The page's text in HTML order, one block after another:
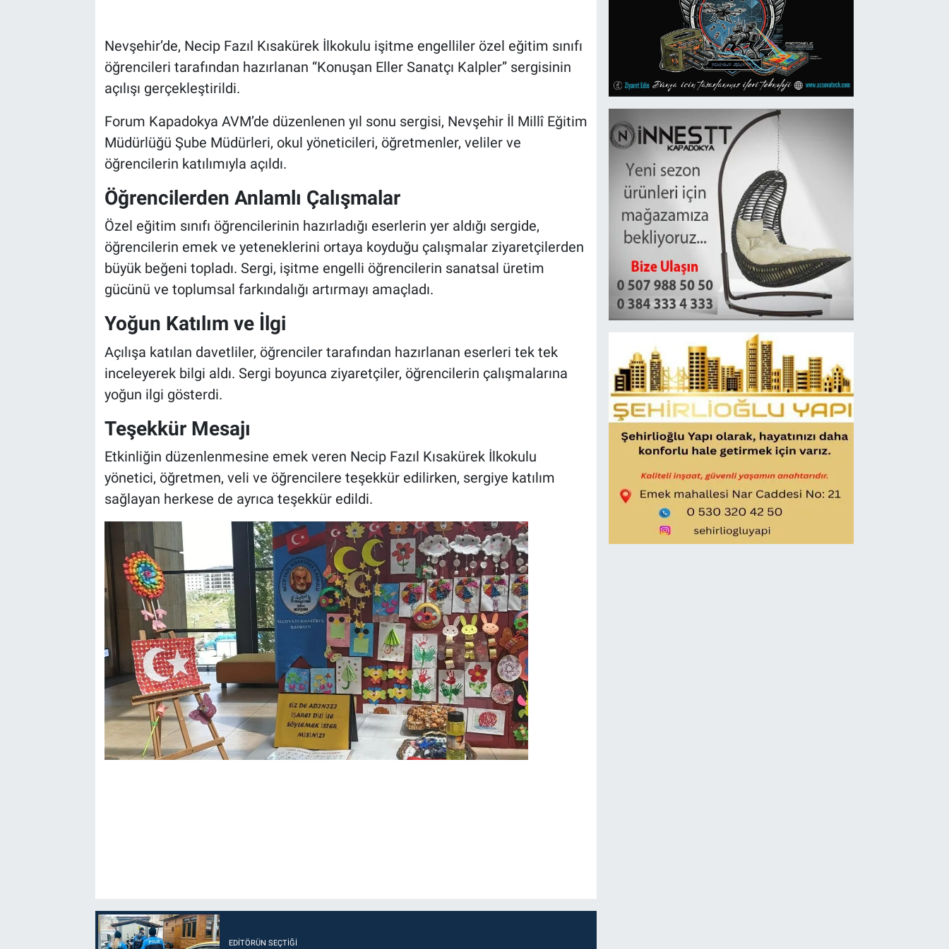
Nevşehir’de, Necip Fazıl Kısakürek İlkokulu işitme engelliler özel eğitim sınıfı
öğrencileri tarafından hazırlanan “Konuşan Eller Sanatçı Kalpler” sergisinin
açılışı gerçekleştirildi.
Forum Kapadokya AVM’de düzenlenen yıl sonu sergisi, Nevşehir İl Millî Eğitim
Müdürlüğü Şube Müdürleri, okul yöneticileri, öğretmenler, veliler ve
öğrencilerin katılımıyla açıldı.
Öğrencilerden Anlamlı Çalışmalar
Özel eğitim sınıfı öğrencilerinin hazırladığı eserlerin yer aldığı sergide,
öğrencilerin emek ve yeteneklerini ortaya koyduğu çalışmalar ziyaretçilerden
büyük beğeni topladı. Sergi, işitme engelli öğrencilerin sanatsal üretim
gücünü ve toplumsal farkındalığı artırmayı amaçladı.
Yoğun Katılım ve İlgi
Açılışa katılan davetliler, öğrenciler tarafından hazırlanan eserleri tek tek
inceleyerek bilgi aldı. Sergi boyunca ziyaretçiler, öğrencilerin çalışmalarına
yoğun ilgi gösterdi.
Teşekkür Mesajı
Etkinliğin düzenlenmesine emek veren Necip Fazıl Kısakürek İlkokulu
yönetici, öğretmen, veli ve öğrencilere teşekkür edilirken, sergiye katılım
sağlayan herkese de ayrıca teşekkür edildi.
EDITÖRÜN SEÇTIĞI
Kültür - Sanat